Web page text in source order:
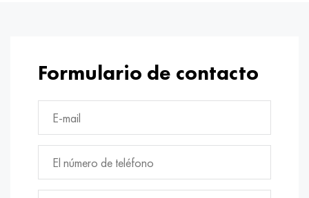
Formulario de contacto
Hastelloy b2
Hastelloy b3
hastelloy c4
hastelloy c22
38HN3MFA, 35nicrmov12-5
40G, 40Mn4, AISI 1035
38XM, 42CrMo4, AISI 1.7225
40ХН, 36NiCr6, AISI 3135